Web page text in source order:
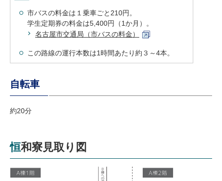
市バスの料金は１乗車ごと210円。
学生定期券の料金は5,400円（1か月）。
名古屋市交通局（市バスの料金）
この路線の運行本数は1時間あたり約３～4本。
自転車
約20分
恒和寮見取り図